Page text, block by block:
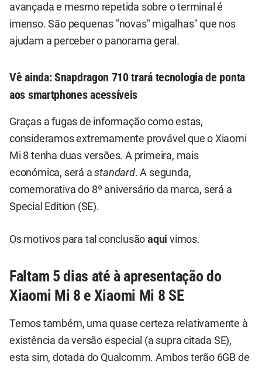
avançada e mesmo repetida sobre o terminal é
imenso. São pequenas "novas" migalhas" que nos
ajudam a perceber o panorama geral.
Vê ainda:Snapdragon 710 trará tecnologia de ponta
aos smartphones acessíveis
Graças a fugas de informação como estas,
consideramos extremamente provável que o Xiaomi
Mi 8 tenha duas versões. A primeira, mais
económica, será astandard. A segunda,
comemorativa do 8º aniversário da marca, será a
Special Edition (SE).
Os motivos para tal conclusão aqui vimos.
Faltam 5 dias até à apresentação do
Xiaomi Mi 8 e Xiaomi Mi 8 SE
Temos também, uma quase certeza relativamente à
existência da versão especial (a supra citada SE),
esta sim, dotada do Qualcomm. Ambos terão 6GB de